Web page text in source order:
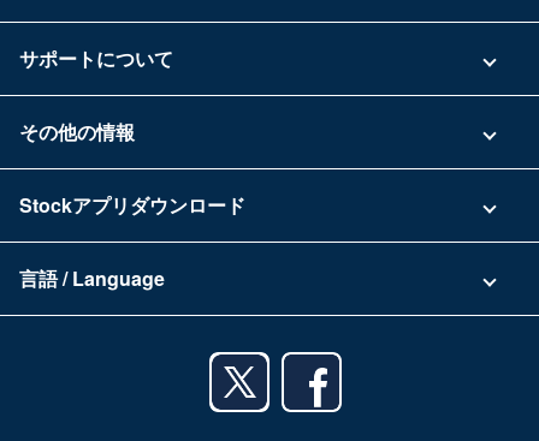
具体的な活用事例
セキュリティ
資料ダウンロード
サポートについて
よくある質問
その他の情報
Stock公式ブログ
Stockアプリダウンロード
iPhoneアプリ
言語 / Language